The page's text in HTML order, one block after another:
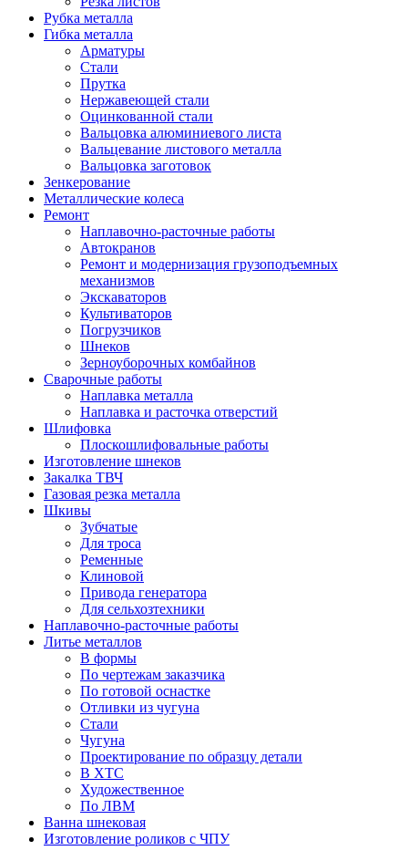
Рубка металла
Гибка металла
Арматуры
Стали
Прутка
Нержавеющей стали
Оцинкованной стали
Вальцовка алюминиевого листа
Вальцевание листового металла
Вальцовка заготовок
Зенкерование
Металлические колеса
Ремонт
Наплавочно-расточные работы
Автокранов
Ремонт и модернизация грузоподъемных
механизмов
Экскаваторов
Культиваторов
Погрузчиков
Шнеков
Зерноуборочных комбайнов
Сварочные работы
Наплавка металла
Наплавка и расточка отверстий
Шлифовка
Плоскошлифовальные работы
Изготовление шнеков
Закалка ТВЧ
Газовая резка металла
Шкивы
Зубчатые
Для троса
Ременные
Клиновой
Привода генератора
Для сельхозтехники
Наплавочно-расточные работы
Литье металлов
В формы
По чертежам заказчика
По готовой оснастке
Отливки из чугуна
Стали
Чугуна
Проектирование по образцу детали
В ХТС
Художественное
По ЛВМ
Ванна шнековая
Изготовление роликов с ЧПУ